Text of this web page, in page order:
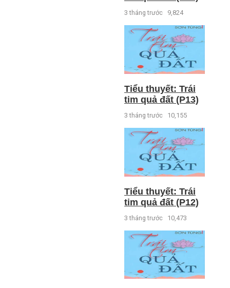
3 tháng trước 9,824
Tiểu thuyết: Trái
tim quả đất (P13)
3 tháng trước 10,155
Tiểu thuyết: Trái
tim quả đất (P12)
3 tháng trước 10,473